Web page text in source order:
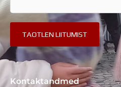
Kontaktandmed